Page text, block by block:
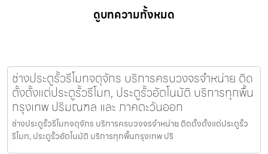
ดูบทความทั้งหมด
ช่างประตูรั้วรีโมทจตุจักร บริการครบวงจรจำหน่าย ติด
ตั้งตั้งแต่ประตูรั้วรีโมท, ประตูรั้วอัตโนมัติ บริการทุกพื้น
กรุงเทพ ปริมณฑล และ ภาคตะวันออก
ช่างประตูรั้วรีโมทจตุจักร บริการครบวงจรจำหน่าย ติดตั้งตั้งแต่ประตูรั้ว
รีโมท, ประตูรั้วอัตโนมัติ บริการทุกพื้นกรุงเทพ ปริ